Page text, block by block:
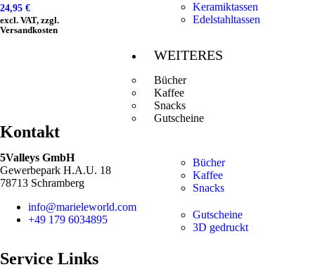
Keramiktassen
Edelstahltassen
WEITERES
Bücher
Kaffee
Snacks
Gutscheine
Bücher
Kaffee
Snacks
Gutscheine
3D gedruckt
24,95 €
excl. VAT, zzgl.
Versandkosten
Kontakt
5Valleys GmbH
Gewerbepark H.A.U. 18
78713 Schramberg
info@marieleworld.com
+49 179 6034895
Service Links